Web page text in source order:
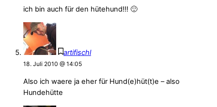
ich bin auch für den hütehund!!! 🙂
artifischl
18. Juli 2010 @ 14:05
Also ich waere ja eher für Hund(e)hüt(t)e – also
Hundehütte